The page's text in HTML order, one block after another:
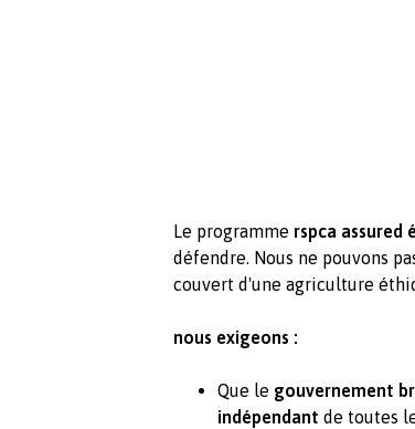
Le programme rspca assured
défendre. Nous ne pouvons
couvert d'une agriculture
nous exigeons :
Que le gouvernement
indépendant de toutes